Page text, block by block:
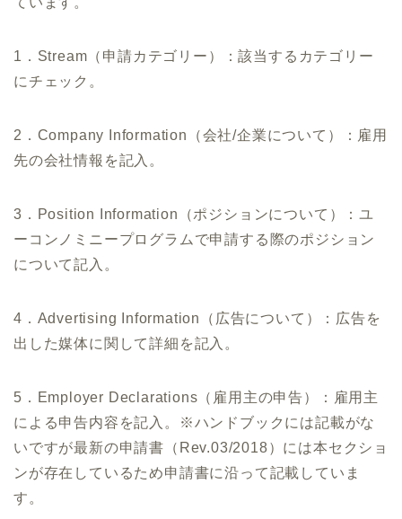
1．Stream（申請カテゴリー）：該当するカテゴリー
にチェック。
2．Company Information（会社/企業について）：雇用
先の会社情報を記入。
3．Position Information（ポジションについて）：ユ
ーコンノミニープログラムで申請する際のポジション
について記入。
4．Advertising Information（広告について）：広告を
出した媒体に関して詳細を記入。
5．Employer Declarations（雇用主の申告）：雇用主
による申告内容を記入。※ハンドブックには記載がな
いですが最新の申請書（Rev.03/2018）には本セクショ
ンが存在しているため申請書に沿って記載していま
す。